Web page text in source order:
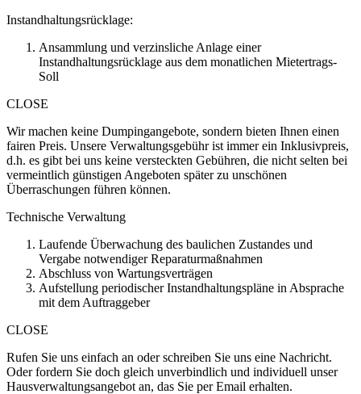
Instandhaltungsrücklage:
Ansammlung und verzinsliche Anlage einer
Instandhaltungsrücklage aus dem monatlichen Mietertrags-
Soll
CLOSE
Wir machen keine Dumpingangebote, sondern bieten Ihnen einen
fairen Preis. Unsere Verwaltungsgebühr ist immer ein Inklusivpreis,
d.h. es gibt bei uns keine versteckten Gebühren, die nicht selten bei
vermeintlich günstigen Angeboten später zu unschönen
Überraschungen führen können.
Technische Verwaltung
Laufende Überwachung des baulichen Zustandes und
Vergabe notwendiger Reparaturmaßnahmen
Abschluss von Wartungsverträgen
Aufstellung periodischer Instandhaltungspläne in Absprache
mit dem Auftraggeber
CLOSE
Rufen Sie uns einfach an oder schreiben Sie uns eine Nachricht.
Oder fordern Sie doch gleich unverbindlich und individuell unser
Hausverwaltungsangebot an, das Sie per Email erhalten.